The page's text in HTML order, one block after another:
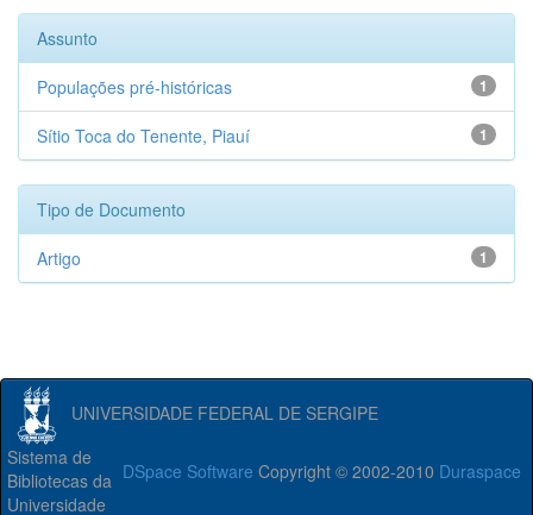
Assunto
1
Populações pré-históricas
1
Sítio Toca do Tenente, Piauí
Tipo de Documento
1
Artigo
UNIVERSIDADE FEDERAL DE SERGIPE
DSpace Software Copyright © 2002-2010 Duraspace
Sistema de
Bibliotecas da
Universidade